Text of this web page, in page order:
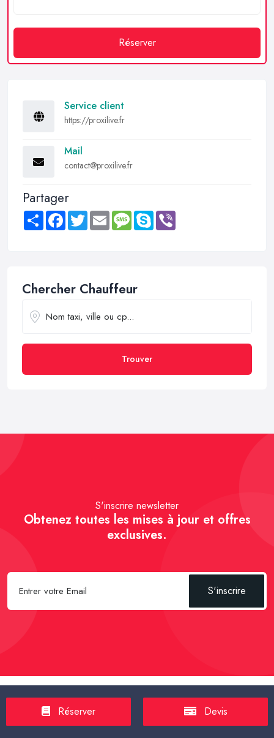
Réserver
Service client
https://proxilive.fr
Mail
contact@proxilive.fr
Partager
Share FacebookTwitter Email MessageSkype
Chercher Chauffeur
Trouver
S'inscrire newsletter
Obtenez toutes les mises à jour et offres
exclusives.
S'inscrire
Spécial Passager : -Réserver un Taxi
Réserver Devis